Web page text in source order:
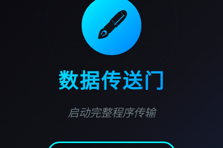
🖋️
数据传送门
启动完整程序传输